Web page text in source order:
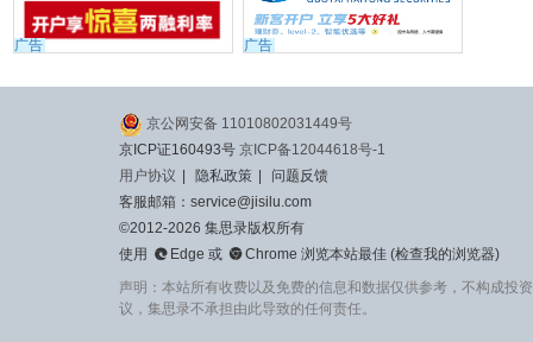
广告 广告
京公网安备 11010802031449号
京ICP证160493号 京ICP备12044618号-1
用户协议
隐私政策
问题反馈
客服邮箱：service@jisilu.com
©2012-2026 集思录版权所有
使用
 Edge 或 Chrome 浏览本站最佳 (检查我的浏览器)
声明：本站所有收费以及免费的信息和数据仅供参考，不构成投
议，集思录不承担由此导致的任何责任。